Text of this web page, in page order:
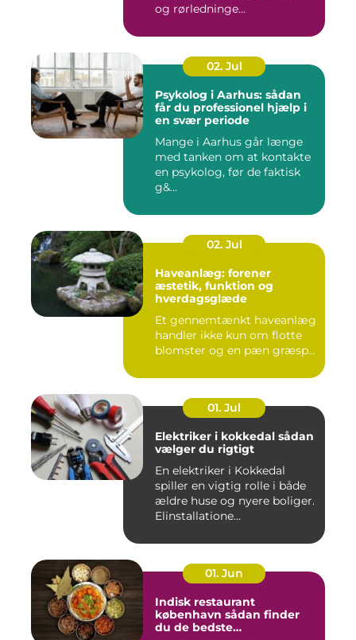
og rørledninge...
02. Jul
Psykolog i Aarhus: sådan
får du professionel hjælp i
en svær periode
Mange i Aarhus går længe
med tanken om at kontakte
en psykolog, før de faktisk
g&...
02. Jul
Haveanlæg: forener
æstetik, funktion og
hverdagsglæde
Et gennemtænkt haveanlæg
handler ikke kun om flotte
blomster og en pæn græsp...
01. Jul
Elektriker i kokkedal sådan
vælger du rigtigt
En elektriker i Kokkedal
spiller en vigtig rolle i både
ældre huse og nyere boliger.
Elinstallatione...
01. Jun
Indisk restaurant
københavn sådan finder
du de bedste